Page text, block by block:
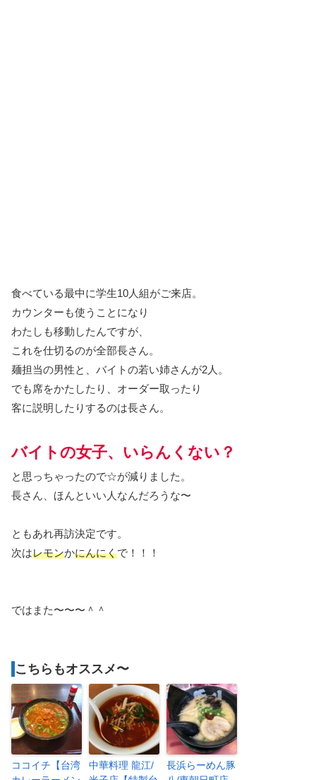
食べている最中に学生10人組がご来店。
カウンターも使うことになり
わたしも移動したんですが、
これを仕切るのが全部長さん。
麺担当の男性と、バイトの若い姉さんが2人。
でも席をかたしたり、オーダー取ったり
客に説明したりするのは長さん。
バイトの女子、いらんくない？
と思っちゃったので☆が減りました。
長さん、ほんといい人なんだろうな〜
ともあれ再訪決定です。
次はレモンかにんにくで！！！
ではまた〜〜〜＾＾
こちらもオススメ〜
ココイチ【台湾
中華料理 龍江/
長浜らーめん豚